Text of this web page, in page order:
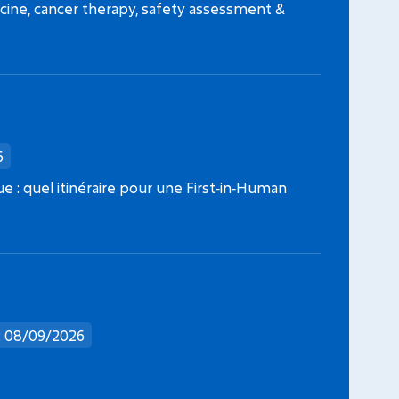
Fondation ARC 2026
cancer therapy, safety assessment &
: quel itinéraire pour une First‑in‑Human
08/09/2026